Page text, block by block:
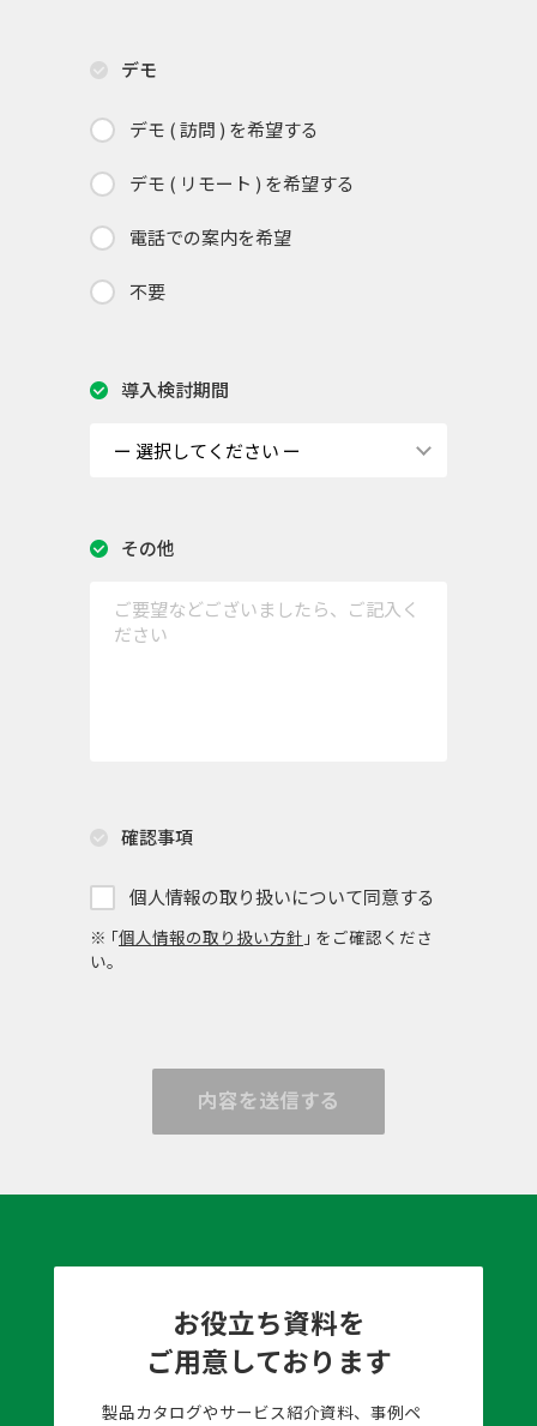
デモ
デモ ( 訪問 ) を希望する
デモ ( リモート ) を希望する
電話での案内を希望
不要
導入検討期間
その他
確認事項
個人情報の取り扱いについて同意する
※ ｢個人情報の取り扱い方針 ｣ をご確認くださ
い。
内容を送信する
お役立ち資料を
ご用意しております
製品カタログやサービス紹介資料、事例ペ